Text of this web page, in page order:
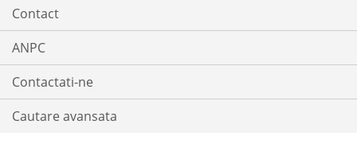
Contact
ANPC
Contactati-ne
Cautare avansata